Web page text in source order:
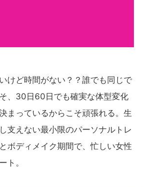
けど時間がない？？誰でも同じで
、30日60日でも確実な体型変化
まっているからこそ頑張れる。生
支えない最小限のパーソナルトレ
ボディメイク期間で、忙しい女性
ト。